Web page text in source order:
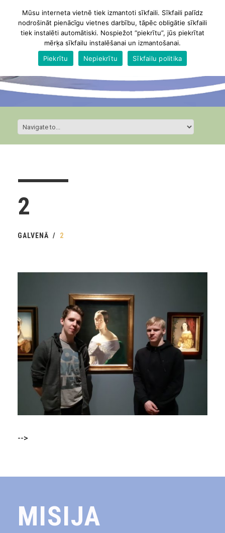
2
GALVENĀ 2
-->
MISIJA
Mūsu interneta vietnē tiek izmantoti sīkfaili. Sīkfaili palīdz
nodrošināt pienācīgu vietnes darbību, tāpēc obligātie sīkfaili
tiek instalēti automātiski. Nospiežot “piekrītu”, jūs piekrītat
mērķa sīkfailu instalēšanai un izmantošanai.
Piekrītu
Nepiekrītu Sīkfailu politika